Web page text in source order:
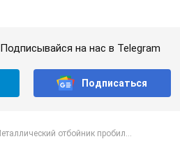
джипинга решают за